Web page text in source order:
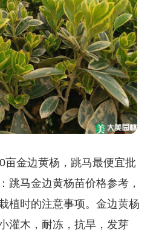
亩金边黄杨，跳马最便宜批
跳马金边黄杨苗价格参考，
植时的注意事项。金边黄杨
灌木，耐冻，抗旱，发芽